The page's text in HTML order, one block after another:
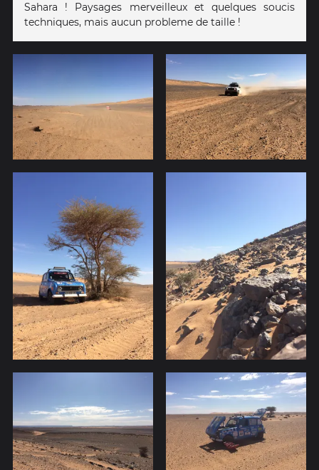
Sahara ! Paysages merveilleux et quelques soucis
techniques, mais aucun probleme de taille !